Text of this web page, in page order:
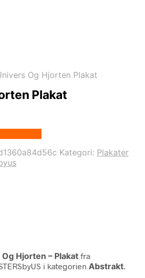
Og Hjorten Plakat
Plakat
Kategori: Plakater
Hjorten – Plakat fra
i kategorien Abstrakt.